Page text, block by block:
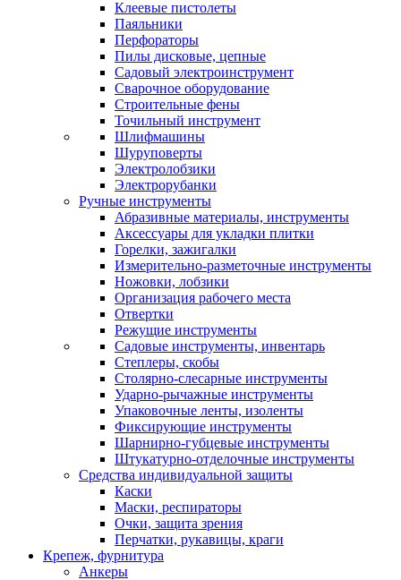
Клеевые пистолеты
Паяльники
Перфораторы
Пилы дисковые, цепные
Садовый электроинструмент
Сварочное оборудование
Строительные фены
Точильный инструмент
Шлифмашины
Шуруповерты
Электролобзики
Электрорубанки
Ручные инструменты
Абразивные материалы, инструменты
Аксессуары для укладки плитки
Горелки, зажигалки
Измерительно-разметочные инструменты
Ножовки, лобзики
Организация рабочего места
Отвертки
Режущие инструменты
Садовые инструменты, инвентарь
Степлеры, скобы
Столярно-слесарные инструменты
Ударно-рычажные инструменты
Упаковочные ленты, изоленты
Фиксирующие инструменты
Шарнирно-губцевые инструменты
Штукатурно-отделочные инструменты
Средства индивидуальной защиты
Каски
Маски, респираторы
Очки, защита зрения
Перчатки, рукавицы, краги
Крепеж, фурнитура
Анкеры